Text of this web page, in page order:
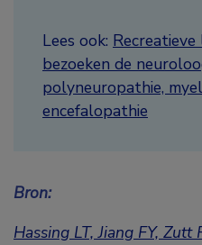
Lees ook:
bezoeken de
polyneuropathie,
encefalopathie
Bron:
Hassing LT, Jiang FY,